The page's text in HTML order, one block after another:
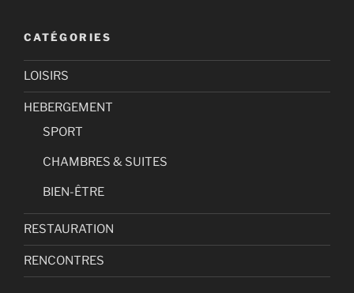
CATÉGORIES
LOISIRS
HEBERGEMENT
SPORT
CHAMBRES & SUITES
BIEN-ÊTRE
RESTAURATION
RENCONTRES